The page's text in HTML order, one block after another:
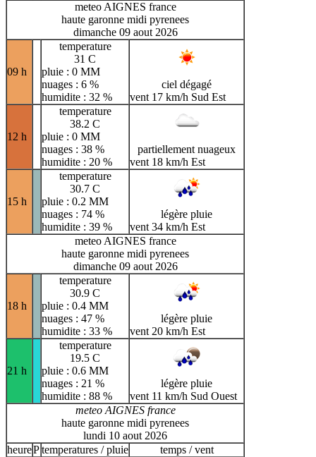
meteo AIGNES france
haute garonne midi pyrenees
dimanche 09 aout 2026
09 h
temperature
31 C
pluie : 0 MM
nuages : 6 %
humidite : 32 %
ciel dégagé
vent 17 km/h Sud Est
12 h
temperature
38.2 C
pluie : 0 MM
nuages : 38 %
humidite : 20 %
partiellement nuageux
vent 18 km/h Est
15 h
temperature
30.7 C
pluie : 0.2 MM
nuages : 74 %
humidite : 39 %
légère pluie
vent 34 km/h Est
meteo AIGNES france
haute garonne midi pyrenees
dimanche 09 aout 2026
18 h
temperature
30.9 C
pluie : 0.4 MM
nuages : 47 %
humidite : 33 %
légère pluie
vent 20 km/h Est
21 h
temperature
19.5 C
pluie : 0.6 MM
nuages : 21 %
humidite : 88 %
légère pluie
vent 11 km/h Sud Ouest
meteo AIGNES france
haute garonne midi pyrenees
lundi 10 aout 2026
heurePtemperatures / pluie temps / vent